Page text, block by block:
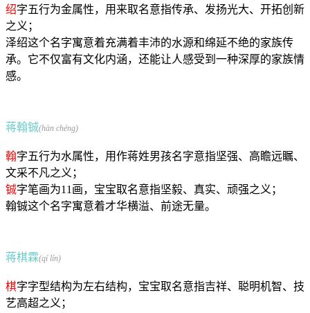
绍字五行为金属性，用来取名意指传承、发扬光大、开拓创新
之义；
泽绍这个名字寓意着充满着丰沛的水源和绵延不绝的家族传
承。它不仅富有文化内涵，还能让人感受到一种深厚的家族情
感。
蒋翰铖(hàn chéng)
翰字五行为水属性，用作蒋姓男孩名字意指坚强、高瞻远瞩、
文采不凡之义；
铖字笔画为11画，宝宝取名意指坚毅、真实、顽强之义；
翰铖这个名字寓意着才华横溢、前途无量。
蒋棋霖(qí lín)
棋字字型结构为左右结构，宝宝取名意指吉祥、聪明机智、技
艺高超之义；